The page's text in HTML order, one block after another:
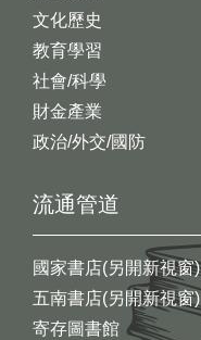
文化歷史
教育學習
社會/科學
財金產業
政治/外交/國防
流通管道
國家書店(另開新視窗)
五南書店(另開新視窗)
寄存圖書館